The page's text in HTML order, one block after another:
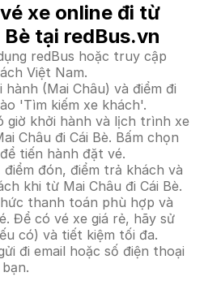
xe online đi từ
Bè tại redBus.vn
redBus hoặc truy cập
Việt Nam.
(Mai Châu) và điểm đi
'Tìm kiếm xe khách'.
giờ khởi hành và lịch trình xe
Châu đi Cái Bè. Bấm chọn
tiến hành đặt vé.
đón, điểm trả khách và
khi từ Mai Châu đi Cái Bè.
thanh toán phù hợp và
Để có vé xe giá rẻ, hãy sử
có) và tiết kiệm tối đa.
đi email hoặc số điện thoại